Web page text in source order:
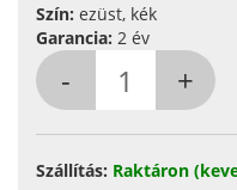
Szín: ezüst, kék
Garancia: 2 év
Szállítás: Raktáron